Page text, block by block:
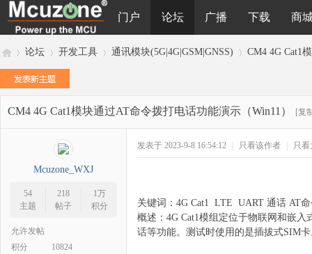
门户 论坛 广播 下载 商
M »
论坛
›
开发工具
›
通讯模块(5G|4G|GSM|GNSS)
›
CM4 4G Cat1
CM4 4G Cat1模块通过AT命令拨打电话功能演示（Win11） [复
Mcuzone_WXJ
54
主题
218
帖子
1万
积分
允许发帖
积分
10824
发表于 2023-9-8 16:54:12 只看该作者 只看
关键词：4G Cat1 LTE UART 通话 AT
概述：4G Cat1模组定位于物联网和嵌
话等功能。测试时使用的是插拔式SIM